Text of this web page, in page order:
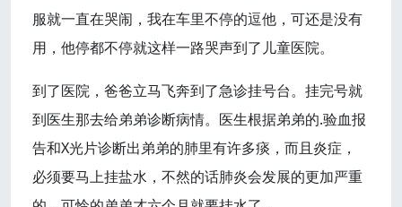
服就一直在哭闹，我在车里不停的逗他，可还是没有
用，他停都不停就这样一路哭声到了儿童医院。
到了医院，爸爸立马飞奔到了急诊挂号台。挂完号就
到医生那去给弟弟诊断病情。医生根据弟弟的.验血报
告和X光片诊断出弟弟的肺里有许多痰，而且炎症，
必须要马上挂盐水，不然的话肺炎会发展的更加严重